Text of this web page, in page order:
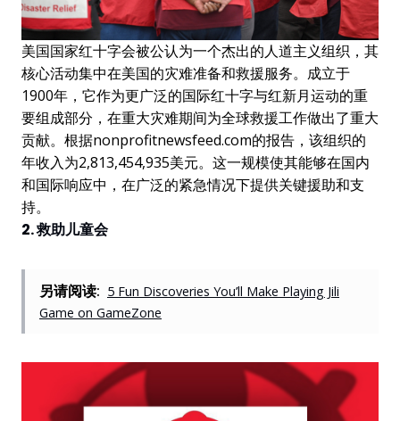
美国国家红十字会被公认为一个杰出的人道主义组织，其
核心活动集中在美国的灾难准备和救援服务。成立于
1900年，它作为更广泛的国际红十字与红新月运动的重
要组成部分，在重大灾难期间为全球救援工作做出了重大
贡献。根据nonprofitnewsfeed.com的报告，该组织的
年收入为2,813,454,935美元。这一规模使其能够在国内
和国际响应中，在广泛的紧急情况下提供关键援助和支
持。
2. 救助儿童会
另请阅读: 5 Fun Discoveries You’ll Make Playing Jili
Game on GameZone